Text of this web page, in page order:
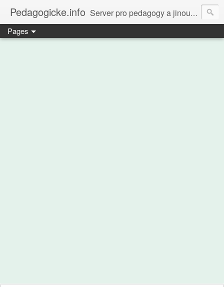
Pedagogicke.info Server pro pedagogy a jinou zvířenu
Pages